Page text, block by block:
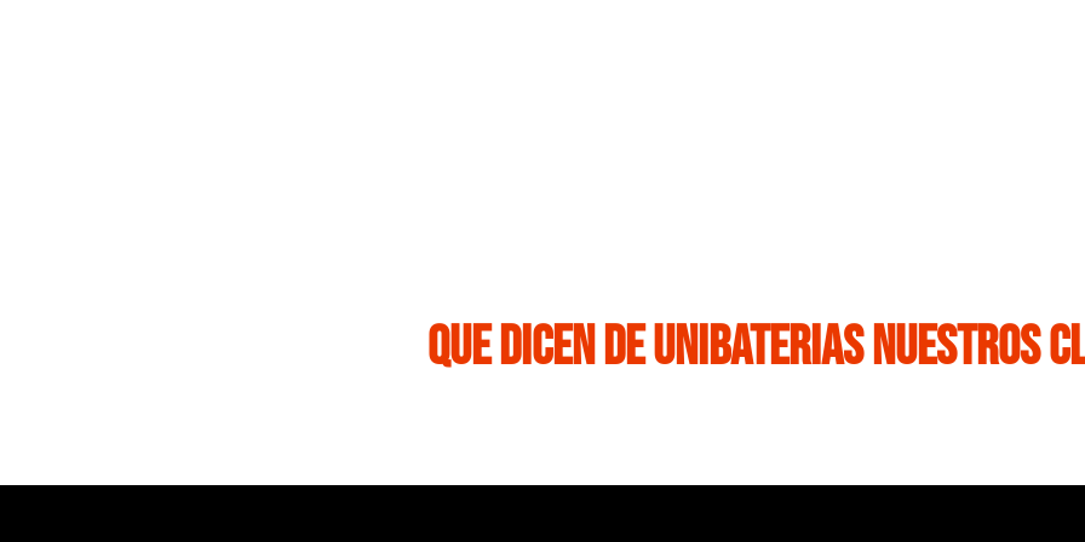
Que Dicen de Unibaterias Nuestros